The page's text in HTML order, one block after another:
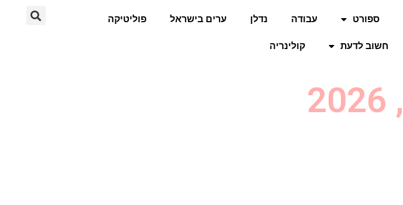
ספורט עבודה נדלן ערים בישראל פוליטיקה
חשוב לדעת קולינריה